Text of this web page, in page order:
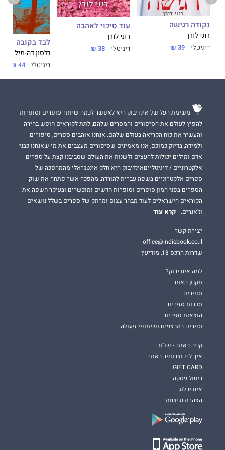
נקודה רגישה
רוני לורן
דיגיטלי 39 ₪
עוד סיכוי לאהבה
רוני לורן
דיגיטלי 38 ₪
לבד בקובה
נלסון דה-מיל
דיגיטלי 44 ₪
משימת העל של אינדיבוק היא לאפשר לכמה שיותר סופרים וסופרות
להפיץ לעולם את הסיפורים והמסרים שלהם, לתת לקוראים חופש בחירה
והעשיר את כוח הקריאה בעולם שלהם. אנחנו אוהבים ספרים, סיפורים
ולמידה, בדיוק כמוכם, אנו מאמינים שסיפורים מעצבים את מי שאנחנו כבני
אדם ומילים יכולות להעצים ולשנות את העולם שסביבנו.קצת על ספרים
אלקטרוניים / דיגיטלייםאינדיבוק היא חלק אינטגראלי מהמהפכה של
ספרים אלקטרוניים בשפה עברית להורדה, מהפכה אשר פתחה את שוק
הספרים בפני המון סופרים וסופרות חדשים ומוכשרים ובעיקר חשפה את
הקוראים הישראלים לעוד מבחר עצום ומרתק של ספרים בשלל נושאים
וז'אנרים.
קרא עוד
יצירת קשר
office@indiebook.co.il
שדרות הרכס 13, מודיעין
למה אינדיבוק?
תקנון האתר
סופרים
סדרות ספרים
הוצאות ספרים
ספרים במבצעים ושיתופי פעולה
קניה באתר - שו"ת
איך לרכוש ספר באתר
GIFT CARD
ביטול עסקה
אינדיבלוג
הצהרת נגישות